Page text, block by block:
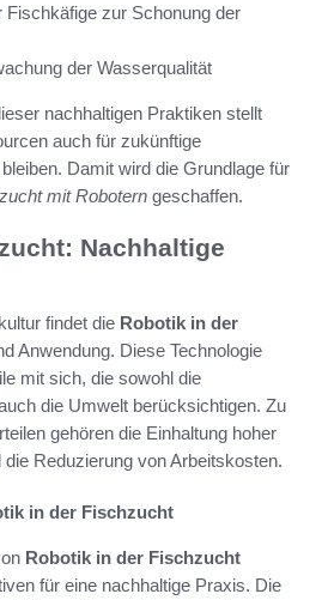
Fischkäfige zur Schonung der
der Wasserqualität
nachhaltigen Praktiken stellt
auch für zukünftige
Damit wird die Grundlage für
mit Robotern geschaffen.
Nachhaltige
findet die Robotik in der
Anwendung. Diese Technologie
mit sich, die sowohl die
die Umwelt berücksichtigen. Zu
gehören die Einhaltung hoher
Reduzierung von Arbeitskosten.
in der Fischzucht
Robotik in der Fischzucht
für eine nachhaltige Praxis. Die